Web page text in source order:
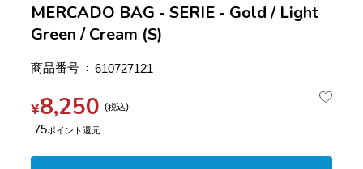
MERCADO BAG - SERIE - Gold / Light
Green / Cream (S)
商品番号 610727121
¥8,250 税込
75